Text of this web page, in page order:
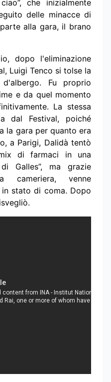
che inizialmente
delle minacce di
alla gara, il brano
dopo l'eliminazione
Luigi Tenco si tolse la
Fu proprio
e da quel momento
La stessa
dal Festival, poiché
la gara per quanto era
a Parigi, Dalidà tentò
di farmaci in una
Galles”, ma grazie
cameriera, venne
stato di coma. Dopo